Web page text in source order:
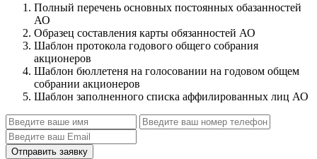
Полный перечень основных постоянных обазанностей
АО
Образец составления карты обязанностей АО
Шаблон протокола годового общего собрания
акционеров
Шаблон бюллетеня на голосовании на годовом общем
собрании акционеров
Шаблон заполненного списка аффилированных лиц АО
Отправить заявку